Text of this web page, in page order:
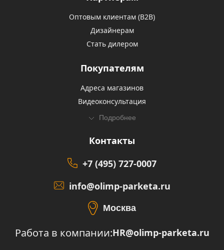
Оптовым клиентам (В2В)
Дизайнерам
Стать дилером
Покупателям
Адреса магазинов
Видеоконсультация
Подробнее
Контакты
+7 (495) 727-0007
info@olimp-parketa.ru
Москва
Работа в компании:HR@olimp-parketa.ru